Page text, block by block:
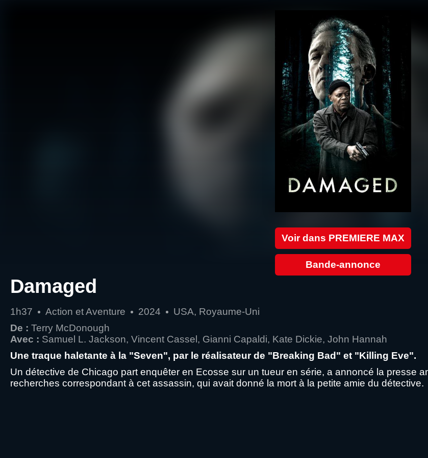
Voir dans PREMIERE MAX
Bande-annonce
Damaged
1h37 Action et Aventure 2024
USA, Royaume-Uni
De : Terry McDonough
Avec : Samuel L. Jackson, Vincent Cassel, Gianni Capaldi, Kate Dickie, John Hannah
Une traque haletante à la "Seven", par le réalisateur de "Breaking Bad" et "Killing Eve".
Un détective de Chicago part enquêter en Ecosse sur un tueur en série, a annoncé la presse
recherches correspondant à cet assassin, qui avait donné la mort à la petite amie du détective.